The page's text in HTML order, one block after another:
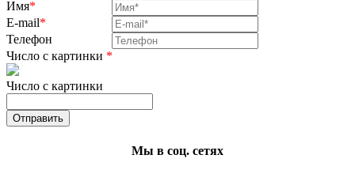
Имя*
E-mail*
Телефон
Число с картинки *
Число с картинки
Мы в соц. сетях